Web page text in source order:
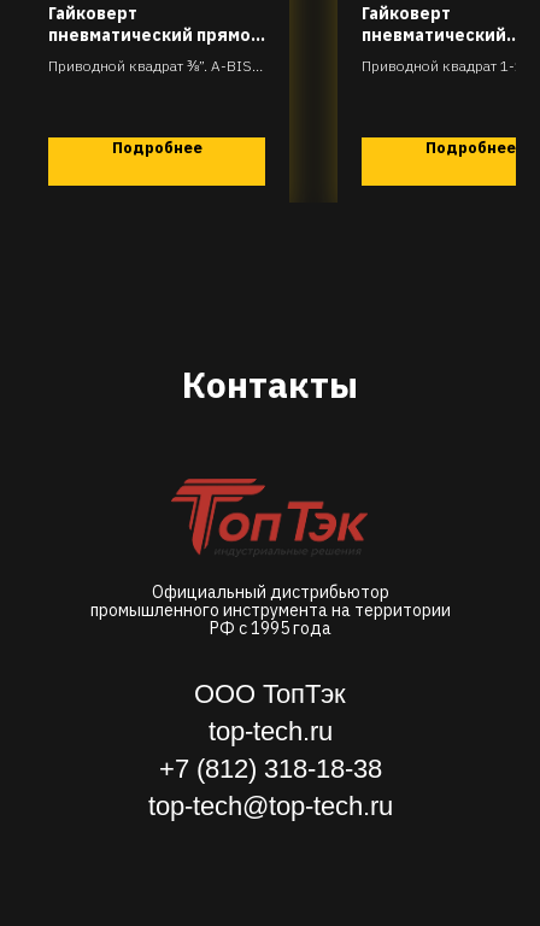
Гайковерт
пневматический прямой
ударный
Приводной квадрат ⅜”. A-BIS-
Подробнее
Гайковерт
пневматический
ударный
Приводной квадрат 1-1/
Подробнее
Контакты
ООО ТопТэк
top-tech.ru
+7 (812) 318-18-38
top-tech@top-tech.ru
Официальный дистрибьютор
промышленного инструмента на территории
РФ с 1995 года